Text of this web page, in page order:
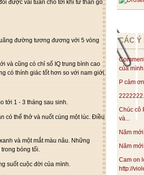
CÁC Ý
của
P cảm
Chúc cô
và...
Năm
Năm
Cam on
http://
được vài tuần cho tới khi tử thần gõ
đường tương đương với 5 vòng
và cũng có chỉ số IQ trung bình cao
có thính giác tốt hơn so với nam giới.
tới 1 - 3 tháng sau sinh.
có thể thở và nuốt cùng một lúc. Điều
và một mắt màu nâu. Những
bóng tối.
suốt cuộc đời của mình.